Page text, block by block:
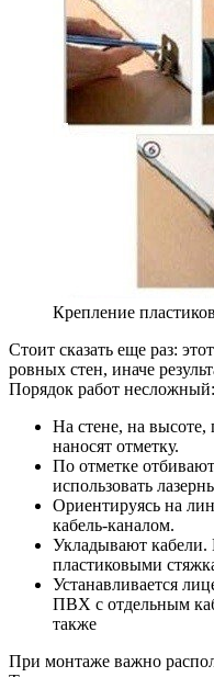
Крепление
Стоит сказать еще раз:
ровных стен, иначе
Порядок работ несложный:
На стене, на высоте,
наносят отметку.
По отметке
использовать
Ориентируясь на
кабель-каналом.
Укладывают кабели.
пластиковыми
Устанавливается
ПВХ с отдельным
также
При монтаже важно